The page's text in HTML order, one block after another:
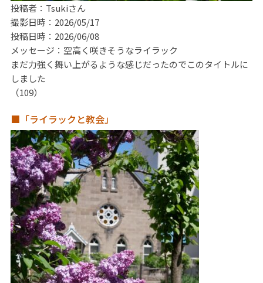
投稿者：Tsukiさん
撮影日時：2026/05/17
投稿日時：2026/06/08
メッセージ：空高く咲きそうなライラック
まだ力強く舞い上がるような感じだったのでこのタイトルに
しました
（109）
■「ライラックと教会」